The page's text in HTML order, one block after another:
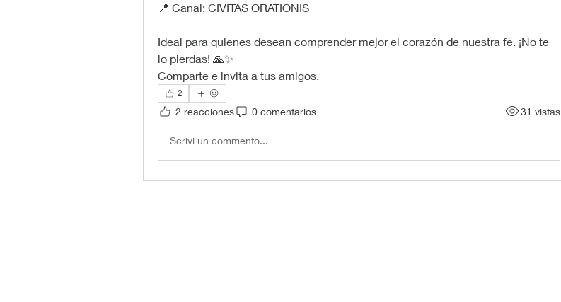
📍 Canal: CIVITAS ORATIONIS
Ideal para quienes desean comprender mejor el corazón de nuestra fe. ¡No te
lo pierdas! 🙏✨
Comparte e invita a tus amigos.
2
2 reacciones 0 comentarios 31 vistas
Scrivi un commento...